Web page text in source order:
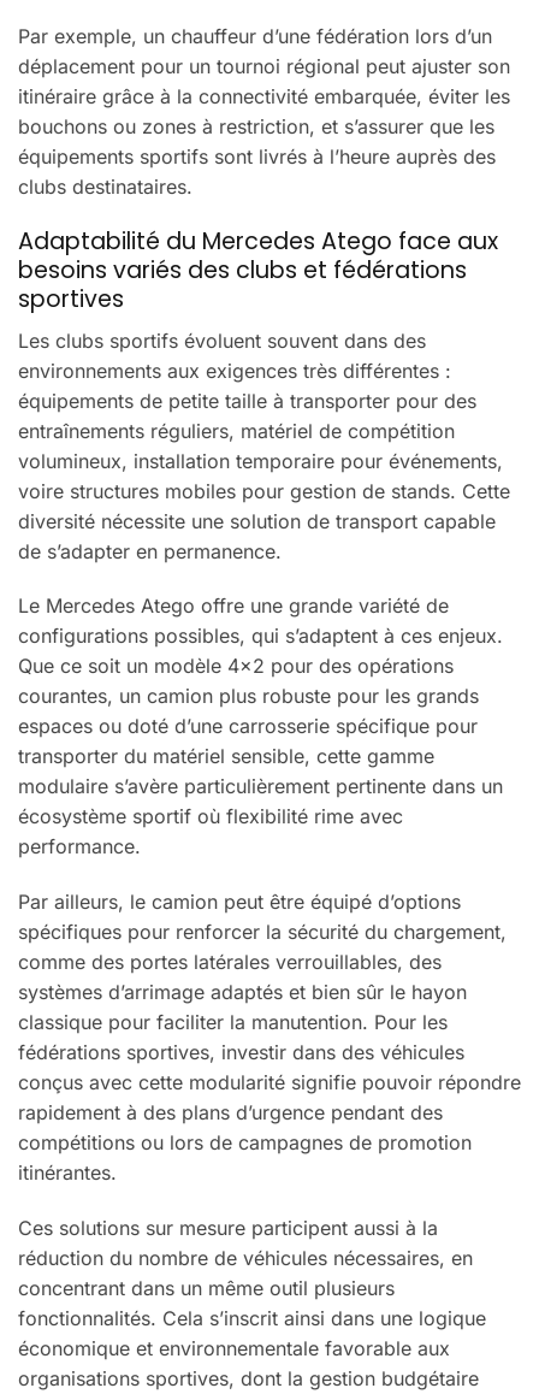
Par exemple, un chauffeur d’une fédération lors d’un
déplacement pour un tournoi régional peut ajuster son
itinéraire grâce à la connectivité embarquée, éviter les
bouchons ou zones à restriction, et s’assurer que les
équipements sportifs sont livrés à l’heure auprès des
clubs destinataires.
Adaptabilité du Mercedes Atego face aux
besoins variés des clubs et fédérations
sportives
Les clubs sportifs évoluent souvent dans des
environnements aux exigences très différentes :
équipements de petite taille à transporter pour des
entraînements réguliers, matériel de compétition
volumineux, installation temporaire pour événements,
voire structures mobiles pour gestion de stands. Cette
diversité nécessite une solution de transport capable
de s’adapter en permanence.
Le Mercedes Atego offre une grande variété de
configurations possibles, qui s’adaptent à ces enjeux.
Que ce soit un modèle 4×2 pour des opérations
courantes, un camion plus robuste pour les grands
espaces ou doté d’une carrosserie spécifique pour
transporter du matériel sensible, cette gamme
modulaire s’avère particulièrement pertinente dans un
écosystème sportif où flexibilité rime avec
performance.
Par ailleurs, le camion peut être équipé d’options
spécifiques pour renforcer la sécurité du chargement,
comme des portes latérales verrouillables, des
systèmes d’arrimage adaptés et bien sûr le hayon
classique pour faciliter la manutention. Pour les
fédérations sportives, investir dans des véhicules
conçus avec cette modularité signifie pouvoir répondre
rapidement à des plans d’urgence pendant des
compétitions ou lors de campagnes de promotion
itinérantes.
Ces solutions sur mesure participent aussi à la
réduction du nombre de véhicules nécessaires, en
concentrant dans un même outil plusieurs
fonctionnalités. Cela s’inscrit ainsi dans une logique
économique et environnementale favorable aux
organisations sportives, dont la gestion budgétaire